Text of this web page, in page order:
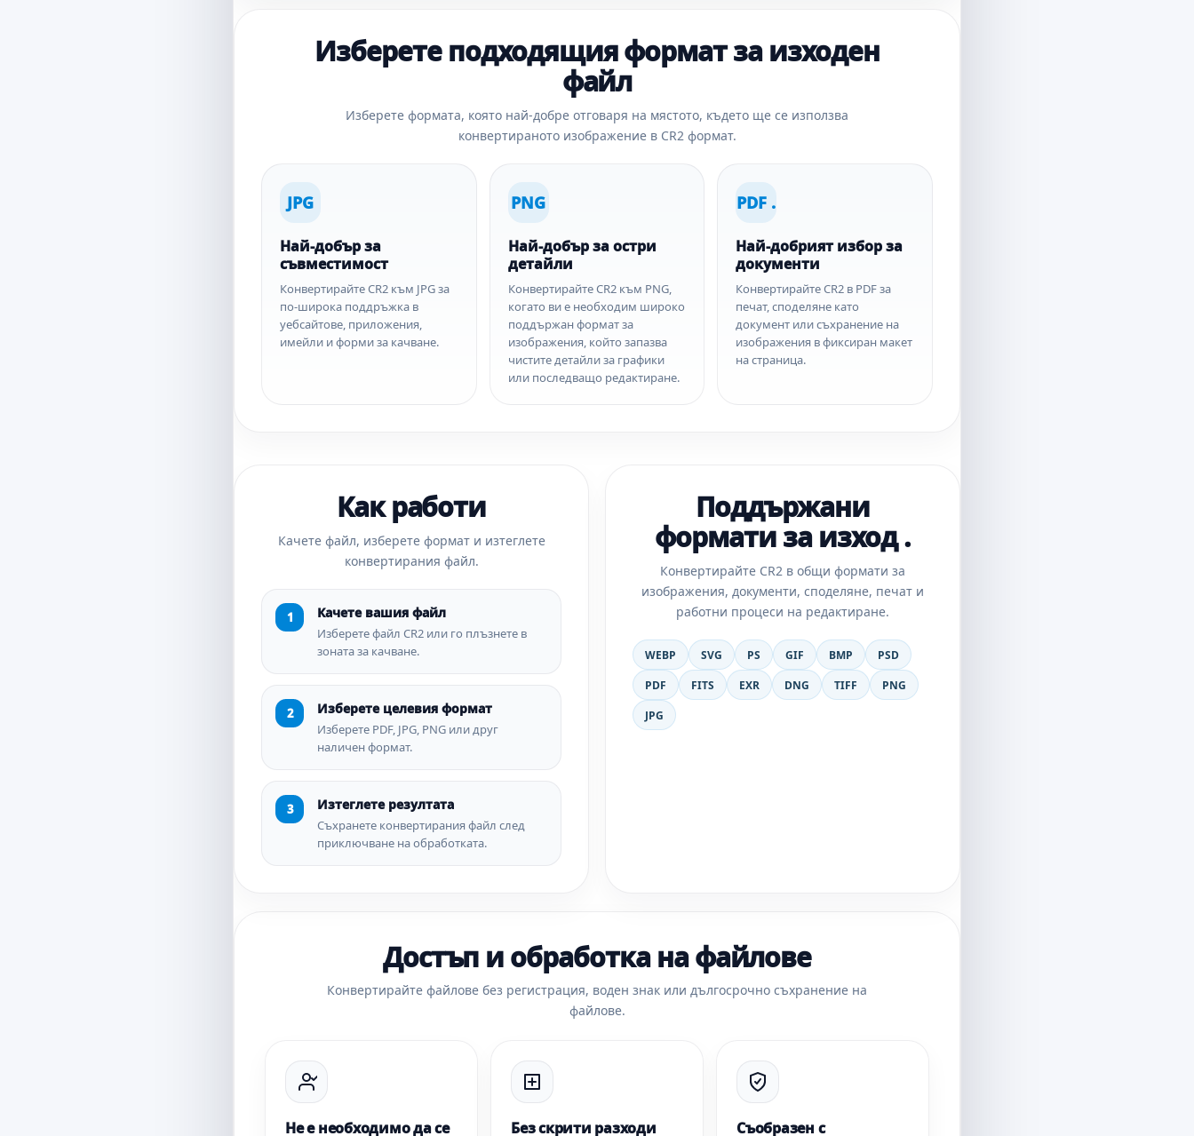
Изберете подходящия формат за изходен
файл
Изберете формата, която най-добре отговаря на мястото, където ще се използва
конвертираното изображение в CR2 формат.
JPG
Най-добър за
съвместимост
Конвертирайте CR2 към JPG за
по-широка поддръжка в
уебсайтове, приложения,
имейли и форми за качване.
PNG
Най-добър за остри
детайли
Конвертирайте CR2 към PNG,
когато ви е необходим широко
поддържан формат за
изображения, който запазва
чистите детайли за графики
или последващо редактиране.
PDF .
Най-добрият избор за
документи
Конвертирайте CR2 в PDF за
печат, споделяне като
документ или съхранение на
изображения в фиксиран макет
на страница.
Как работи
Качете файл, изберете формат и изтеглете
конвертирания файл.
Качете вашия файл
Изберете файл CR2 или го плъзнете в
зоната за качване.
Изберете целевия формат
Изберете PDF, JPG, PNG или друг
наличен формат.
Изтеглете резултата
Съхранете конвертирания файл след
приключване на обработката.
Поддържани
формати за изход .
Конвертирайте CR2 в общи формати за
изображения, документи, споделяне, печат и
работни процеси на редактиране.
WEBP SVG PS GIF BMP
PSD
PDF
FITS EXR DNG TIFF
PNG
JPG
Достъп и обработка на файлове
Конвертирайте файлове без регистрация, воден знак или дългосрочно съхранение на
файлове.
Не е необходимо да се
Без скрити разходи
Съобразен с